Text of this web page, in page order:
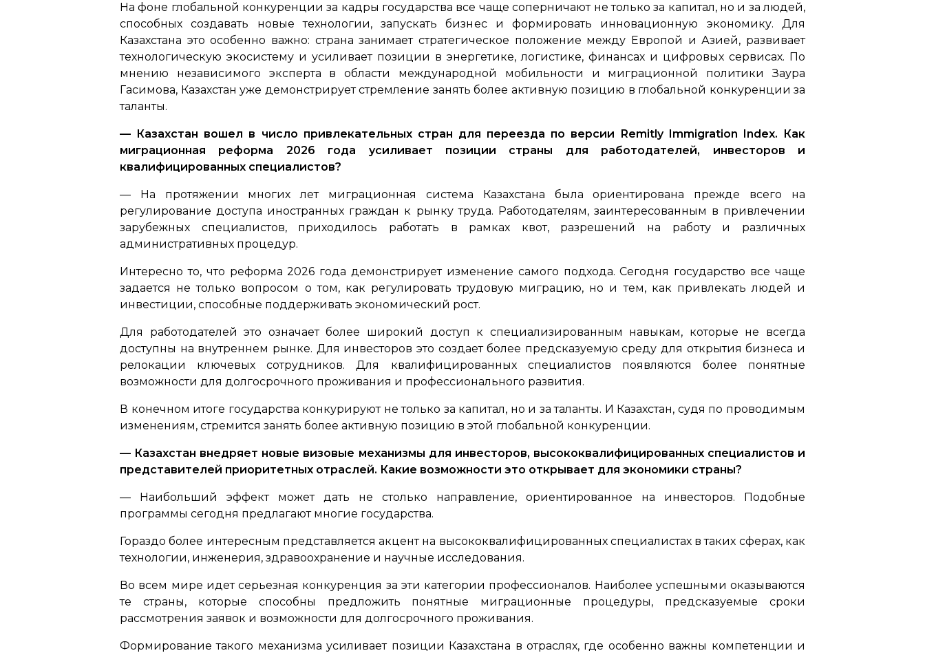
На фоне глобальной конкуренции за кадры государства все чаще соперничают не только за капитал, но и за людей,
способных создавать новые технологии, запускать бизнес и формировать инновационную экономику. Для
Казахстана это особенно важно: страна занимает стратегическое положение между Европой и Азией, развивает
технологическую экосистему и усиливает позиции в энергетике, логистике, финансах и цифровых сервисах. По
мнению независимого эксперта в области международной мобильности и миграционной политики Заура
Гасимова, Казахстан уже демонстрирует стремление занять более активную позицию в глобальной конкуренции за
таланты.
— Казахстан вошел в число привлекательных стран для переезда по версии Remitly Immigration Index. Как
миграционная реформа 2026 года усиливает позиции страны для работодателей, инвесторов и
квалифицированных специалистов?
— На протяжении многих лет миграционная система Казахстана была ориентирована прежде всего на
регулирование доступа иностранных граждан к рынку труда. Работодателям, заинтересованным в привлечении
зарубежных специалистов, приходилось работать в рамках квот, разрешений на работу и различных
административных процедур.
Интересно то, что реформа 2026 года демонстрирует изменение самого подхода. Сегодня государство все чаще
задается не только вопросом о том, как регулировать трудовую миграцию, но и тем, как привлекать людей и
инвестиции, способные поддерживать экономический рост.
Для работодателей это означает более широкий доступ к специализированным навыкам, которые не всегда
доступны на внутреннем рынке. Для инвесторов это создает более предсказуемую среду для открытия бизнеса и
релокации ключевых сотрудников. Для квалифицированных специалистов появляются более понятные
возможности для долгосрочного проживания и профессионального развития.
В конечном итоге государства конкурируют не только за капитал, но и за таланты. И Казахстан, судя по проводимым
изменениям, стремится занять более активную позицию в этой глобальной конкуренции.
— Казахстан внедряет новые визовые механизмы для инвесторов, высококвалифицированных специалистов и
представителей приоритетных отраслей. Какие возможности это открывает для экономики страны?
— Наибольший эффект может дать не столько направление, ориентированное на инвесторов. Подобные
программы сегодня предлагают многие государства.
Гораздо более интересным представляется акцент на высококвалифицированных специалистах в таких сферах, как
технологии, инженерия, здравоохранение и научные исследования.
Во всем мире идет серьезная конкуренция за эти категории профессионалов. Наиболее успешными оказываются
те страны, которые способны предложить понятные миграционные процедуры, предсказуемые сроки
рассмотрения заявок и возможности для долгосрочного проживания.
Формирование такого механизма усиливает позиции Казахстана в отраслях, где особенно важны компетенции и